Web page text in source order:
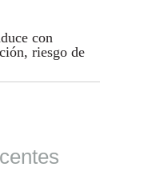
con
riesgo de